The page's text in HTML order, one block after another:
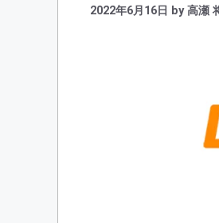
2022年6月16日 by高瀬